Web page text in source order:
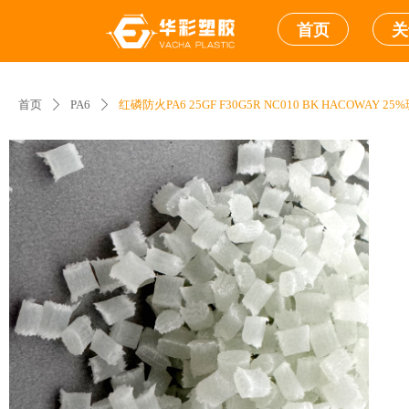
首页
首页 ꄲ PA6 ꄲ 红磷防火PA6 25GF F30G5R NC010 BK HACOWAY